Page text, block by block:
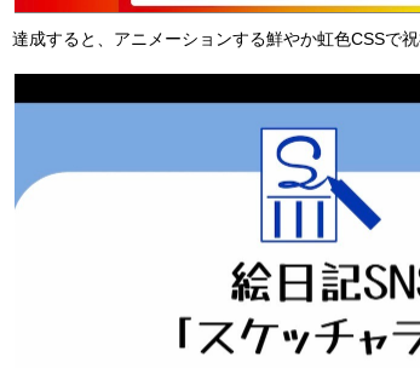
達成すると、アニメーションする鮮やか虹色CSSで祝